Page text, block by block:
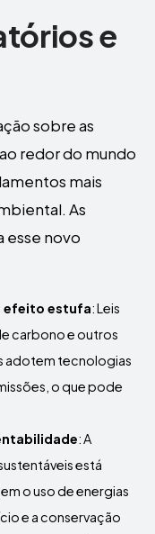
e
sobre as
redor do mundo
mais
As
esse novo
efeito estufa: Leis
carbono e outros
adotem tecnologias
o que pode
: A
está
o uso de energias
e a conservação